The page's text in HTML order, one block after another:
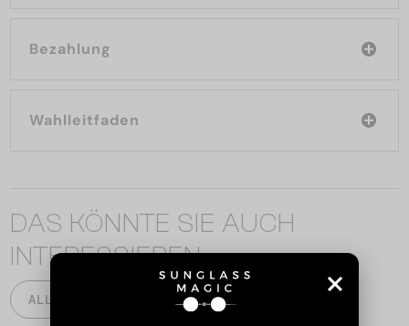
Bezahlung
Wahlleitfaden
DAS KÖNNTE SIE AUCH
INTERESSIEREN
ALLE PRODUKTE